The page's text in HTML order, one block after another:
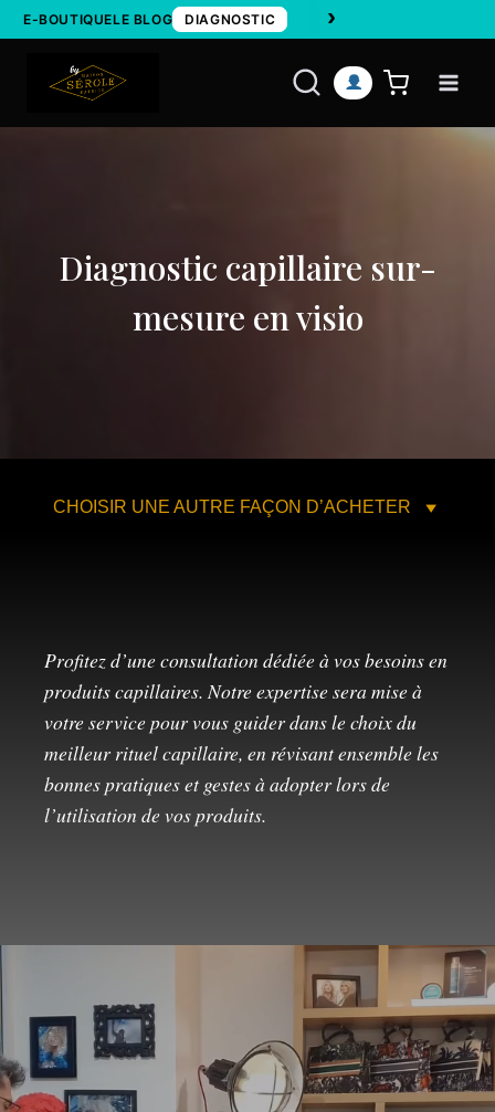
Aller
au
E-BOUTIQUELE BLOG DIAGNOSTIC ›
Diagnostic capillaire sur-
mesure en visio
CHOISIR UNE AUTRE FAÇON D’ACHETER
Profitez d’une consultation dédiée à vos besoins en
produits capillaires. Notre expertise sera mise à
votre service pour vous guider dans le choix du
meilleur rituel capillaire, en révisant ensemble les
bonnes pratiques et gestes à adopter lors de
l’utilisation de vos produits.